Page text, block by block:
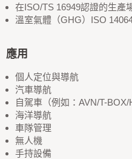
在ISO/TS 16949認證的生產
溫室氣體（GHG）ISO
應用
個人定位與導航
汽車導航
自駕車（例如：AVN/T-BOX/
海洋導航
車隊管理
無人機
手持設備